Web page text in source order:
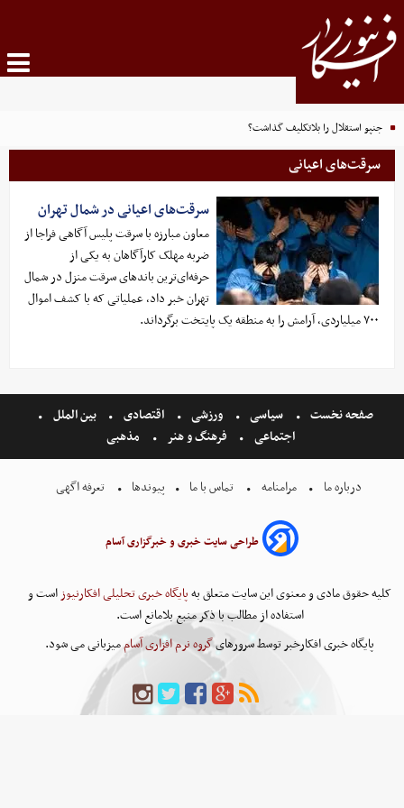
جنپو استقلال را بلاتکلیف گذاشت؟
سرقت‌های اعیانی
سرقت‌های اعیانی در شمال تهران
معاون مبارزه با سرقت پلیس آگاهی فراجا از
ضربه مهلک کارآگاهان به یکی از
حرفه‌ای‌ترین باندهای سرقت منزل در شمال
تهران خبر داد، عملیاتی که با کشف اموال
۷۰۰ میلیاردی، آرامش را به منطقه یک پایتخت برگرداند.
صفحه نخست سیاسی ورزشی اقتصادی
بین الملل
اجتماعی
فرهنگ و هنر مذهبی
درباره ما مرامنامه تماس با ما پیوندها تعرفه اگهی
طراحی سایت خبری و خبرگزاری آسام
کلیه حقوق مادی و معنوی این سایت متعلق بهپایگاه خبری تحلیلی افکارنیوزاست و
استفاده از مطالب با ذکر منبع بلامانع است.
پایگاه خبری افکارخبر توسط سرورهایگروه نرم افزاری آساممیزبانی می شود.